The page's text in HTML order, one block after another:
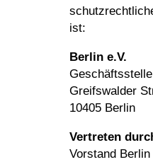
ist:
Berlin e.V.
Greifs­walder
10405 Berlin
Vertreten
Vorstand